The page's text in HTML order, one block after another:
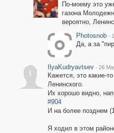
По-моему это
газона
вероятно,
Photosnob ·
Да, а за
I
IlyaKudryavtsev · 26
Кажется, это какие-
Ленинского.
Их хорошо видно,
#904
И на более позднем
Я ходил в этом